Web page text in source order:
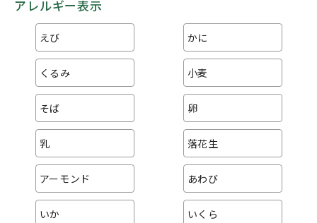
アレルギー表示
えび かに
くるみ 小麦
そば 卵
乳 落花生
アーモンド あわび
いか いくら